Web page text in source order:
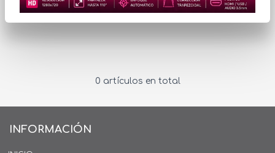
No hay productos que mostrar...
0 artículos en total
INFORMACIÓN